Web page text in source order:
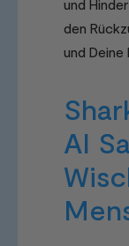
und
den
und
AI